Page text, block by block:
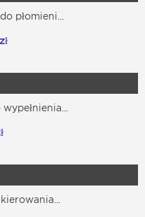
płomieni...